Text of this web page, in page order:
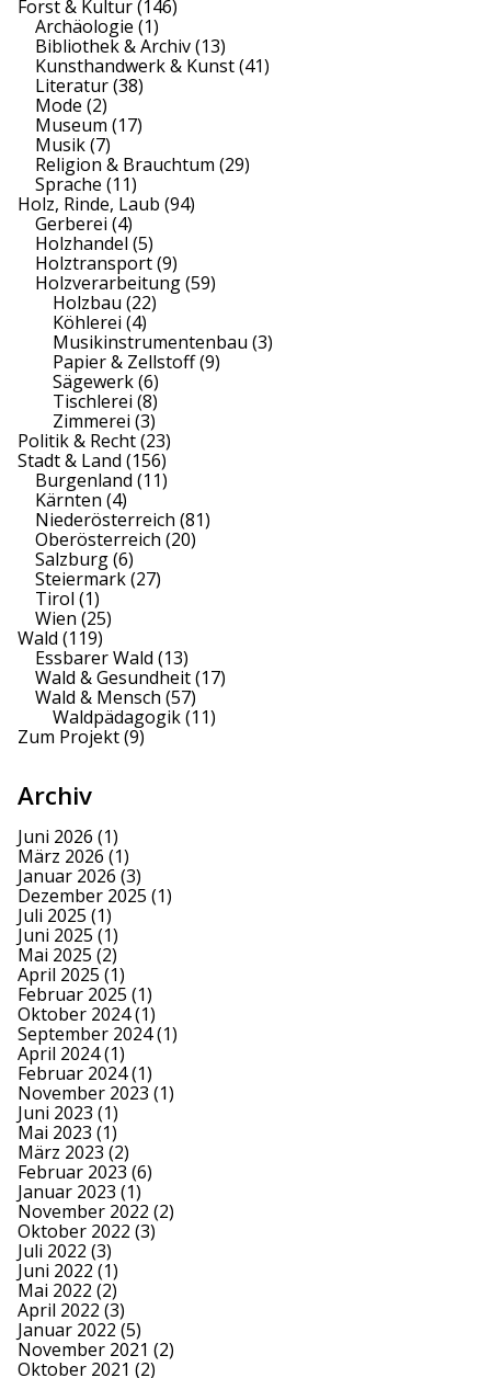
Forst & Kultur(146)
Archäologie (1)
Bibliothek & Archiv(13)
Kunsthandwerk & Kunst(41)
Literatur(38)
Mode (2)
Museum (17)
Musik(7)
Religion & Brauchtum (29)
Sprache (11)
Holz, Rinde, Laub (94)
Gerberei (4)
Holzhandel (5)
Holztransport(9)
Holzverarbeitung(59)
Holzbau (22)
Köhlerei (4)
Musikinstrumentenbau (3)
Papier & Zellstoff(9)
Sägewerk(6)
Tischlerei (8)
Zimmerei (3)
Politik & Recht(23)
Stadt & Land (156)
Burgenland (11)
Kärnten (4)
Niederösterreich (81)
Oberösterreich (20)
Salzburg(6)
Steiermark(27)
Tirol (1)
Wien (25)
Wald (119)
Essbarer Wald (13)
Wald & Gesundheit(17)
Wald & Mensch (57)
Waldpädagogik(11)
Zum Projekt(9)
Archiv
Juni 2026 (1)
März 2026 (1)
Januar 2026 (3)
Dezember 2025 (1)
Juli 2025 (1)
Juni 2025 (1)
Mai 2025 (2)
April 2025 (1)
Februar 2025 (1)
Oktober 2024(1)
September 2024(1)
April 2024(1)
Februar 2024(1)
November 2023 (1)
Juni 2023 (1)
Mai 2023 (1)
März 2023 (2)
Februar 2023 (6)
Januar 2023 (1)
November 2022 (2)
Oktober 2022 (3)
Juli 2022 (3)
Juni 2022 (1)
Mai 2022 (2)
April 2022 (3)
Januar 2022 (5)
November 2021 (2)
Oktober 2021 (2)